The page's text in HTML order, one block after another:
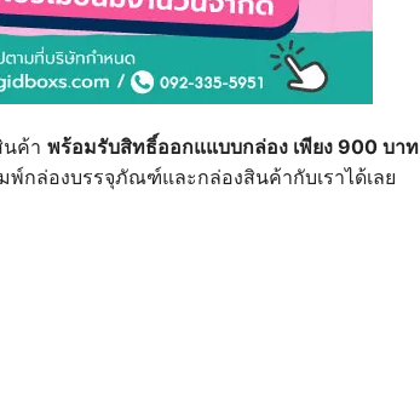
ค้า พร้อมรับสิทธิ์ออกแแบบกล่อง เพียง 900 บาท
พ์กล่องบรรจุภัณฑ์และกล่องสินค้ากับเราได้เลย